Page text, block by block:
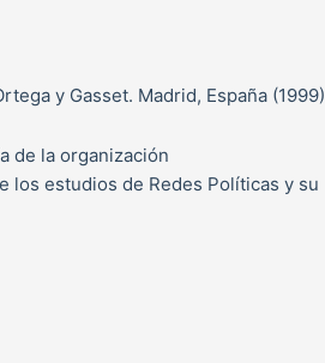
y Gasset. Madrid, España (1999)
de la organización
los estudios de Redes Políticas y su